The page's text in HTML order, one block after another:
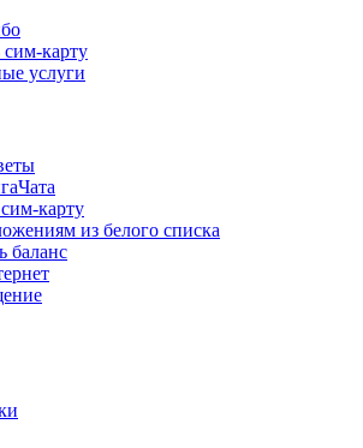
карту
услуги
карту
из белого списка
баланс